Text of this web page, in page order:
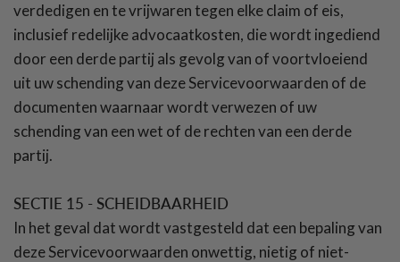
verdedigen en te vrijwaren tegen elke claim of eis,
inclusief redelijke advocaatkosten, die wordt ingediend
door een derde partij als gevolg van of voortvloeiend
uit uw schending van deze Servicevoorwaarden of de
documenten waarnaar wordt verwezen of uw
schending van een wet of de rechten van een derde
partij.
SECTIE 15 - SCHEIDBAARHEID
In het geval dat wordt vastgesteld dat een bepaling van
deze Servicevoorwaarden onwettig, nietig of niet-